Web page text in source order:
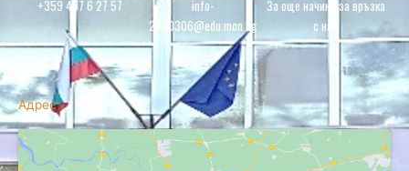
+359 457 6 27 57
info-
2000306@edu.mon.bg
За още начини за връзка
с нас
Адрес